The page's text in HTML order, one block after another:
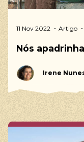
11 Nov 2022 Artigo
Nós
Irene